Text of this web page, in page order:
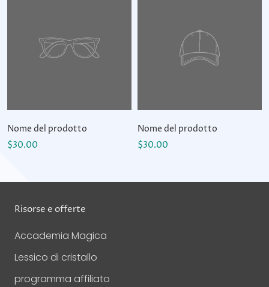
Nome del prodotto
$30.00
Nome del prodotto
$30.00
Risorse e offerte
Accademia Magica
Lessico di cristallo
programma affiliato